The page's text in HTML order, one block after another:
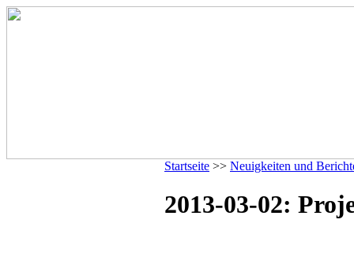
Startseite >> Neuigkeiten und
2013-03-02: